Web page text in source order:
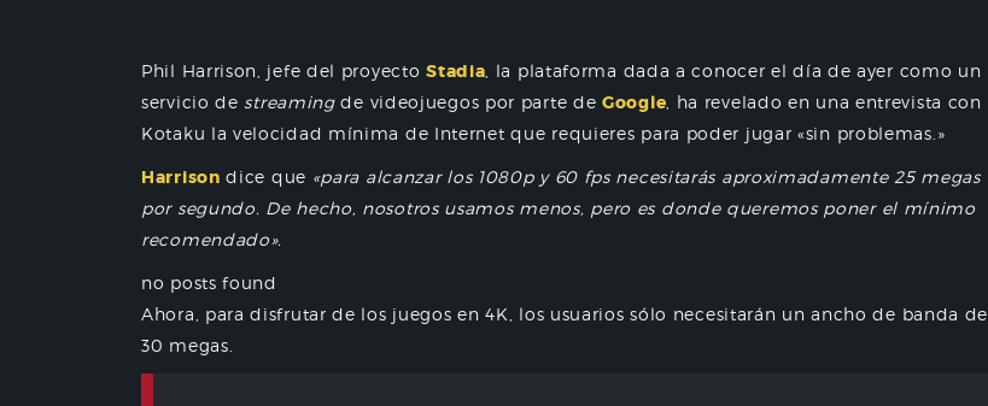
Phil Harrison, jefe del proyectoStadia , la plataforma dada a conocer el día de ayer como un
servicio de streamingde videojuegos por parte deGoogle , ha revelado en una entrevista con
Kotaku la velocidad mínima de Internet que requieres para poder jugar «sin problemas.»
Harrison dice que «para alcanzar los 1080p y 60 fps necesitarás aproximadamente 25 megas
por segundo. De hecho, nosotros usamos menos, pero es donde queremos poner el mínimo
recomendado».
no posts found
Ahora, para disfrutar de los juegos en 4K, los usuarios sólo necesitarán un ancho de banda de
30 megas.